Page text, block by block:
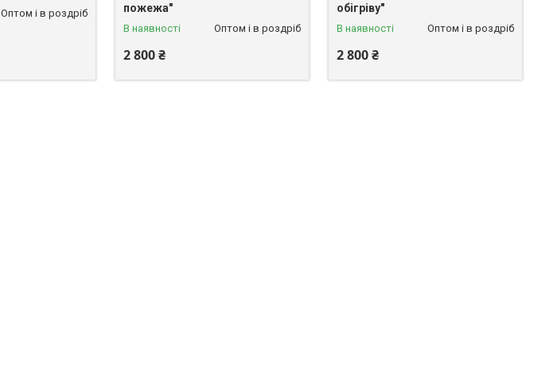
Оптом і в роздріб
пожежа"
В наявності Оптом і в роздріб
2 800 ₴
обігріву"
В наявності Оптом і в роздріб
2 800 ₴